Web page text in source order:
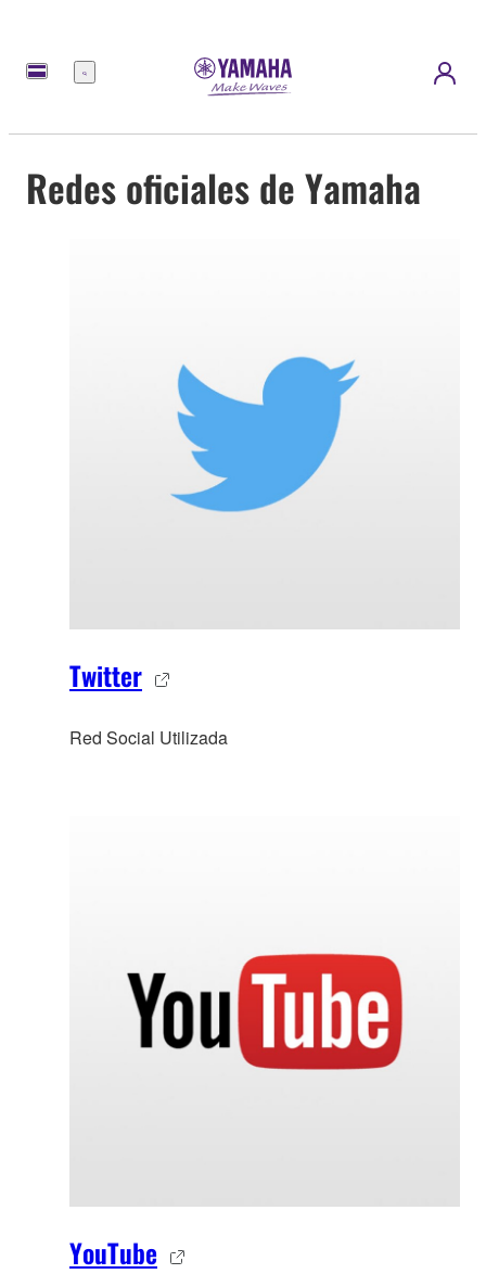
Menú
Redes oficiales de Yamaha
Twitter
Red Social Utilizada
YouTube